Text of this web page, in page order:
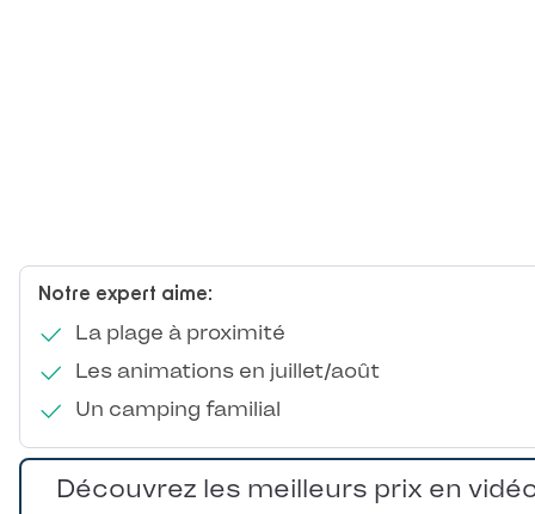
Notre expert aime:
La plage à proximité
Les animations en juillet/août
Un camping familial
Découvrez les meilleurs prix en